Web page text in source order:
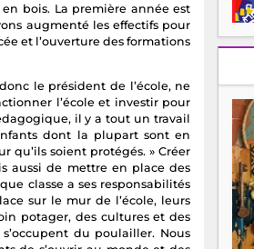
bois. La première année est
augmenté les effectifs pour
et l’ouverture des formations
le président de l’école, ne
l’école et investir pour
il y a tout un travail
dont la plupart sont en
qu’ils soient protégés. » Créer
aussi de mettre en place des
classe a ses responsabilités
sur le mur de l’école, leurs
potager, des cultures et des
du poulailler. Nous